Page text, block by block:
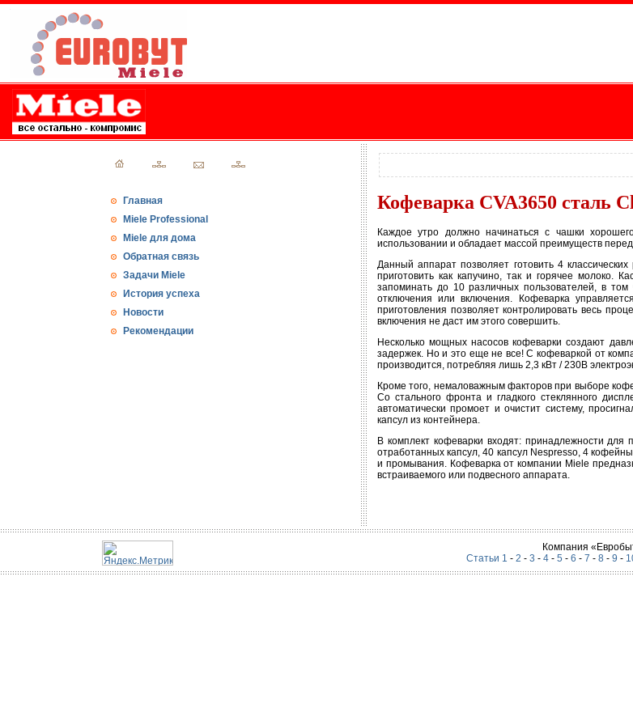
Главная
Miele Professional
Miele для дома
Обратная связь
Задачи Miele
История успеха
Новости
Рекомендации
Кофеварка CVA3650 сталь
Каждое утро должно начинаться с чашки
использовании и обладает массой преимуществ
Данный аппарат позволяет готовить 4
приготовить как капучино, так и горячее молоко.
запоминать до 10 различных пользователей, в
отключения или включения. Кофеварка
приготовления позволяет контролировать весь
включения не даст им этого совершить.
Несколько мощных насосов кофеварки создают
задержек. Но и это еще не все! С кофеваркой от
производится, потребляя лишь 2,3 кВт / 230В
Кроме того, немаловажным факторов при выборе
Со стального фронта и гладкого стеклянного
автоматически промоет и очистит систему,
капсул из контейнера.
В комплект кофеварки входят: принадлежности
отработанных капсул, 40 капсул Nespresso, 4
и промывания. Кофеварка от компании Miele
встраиваемого или подвесного аппарата.
Компания
Статьи 1 - 2 - 3 - 4- 5 - 6 - 7 - 8- 9 -